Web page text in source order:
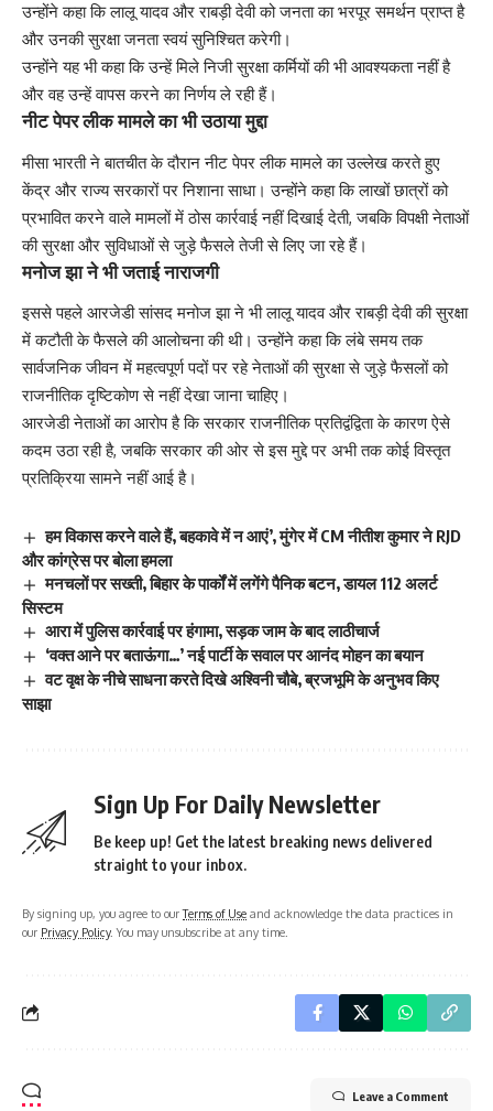
उन्होंने कहा कि लालू यादव और राबड़ी देवी को जनता का भरपूर समर्थन प्राप्त है
और उनकी सुरक्षा जनता स्वयं सुनिश्चित करेगी।
उन्होंने यह भी कहा कि उन्हें मिले निजी सुरक्षा कर्मियों की भी आवश्यकता नहीं है
और वह उन्हें वापस करने का निर्णय ले रही हैं।
नीट पेपर लीक मामले का भी उठाया मुद्दा
मीसा भारती ने बातचीत के दौरान नीट पेपर लीक मामले का उल्लेख करते हुए
केंद्र और राज्य सरकारों पर निशाना साधा। उन्होंने कहा कि लाखों छात्रों को
प्रभावित करने वाले मामलों में ठोस कार्रवाई नहीं दिखाई देती, जबकि विपक्षी नेताओं
की सुरक्षा और सुविधाओं से जुड़े फैसले तेजी से लिए जा रहे हैं।
मनोज झा ने भी जताई नाराजगी
इससे पहले आरजेडी सांसद मनोज झा ने भी लालू यादव और राबड़ी देवी की सुरक्षा
में कटौती के फैसले की आलोचना की थी। उन्होंने कहा कि लंबे समय तक
सार्वजनिक जीवन में महत्वपूर्ण पदों पर रहे नेताओं की सुरक्षा से जुड़े फैसलों को
राजनीतिक दृष्टिकोण से नहीं देखा जाना चाहिए।
आरजेडी नेताओं का आरोप है कि सरकार राजनीतिक प्रतिद्वंद्विता के कारण ऐसे
कदम उठा रही है, जबकि सरकार की ओर से इस मुद्दे पर अभी तक कोई विस्तृत
प्रतिक्रिया सामने नहीं आई है।
हम विकास करने वाले हैं, बहकावे में न आएं’, मुंगेर में CM नीतीश कुमार ने RJD
और कांग्रेस पर बोला हमला
मनचलों पर सख्ती, बिहार के पार्कों में लगेंगे पैनिक बटन, डायल 112 अलर्ट
सिस्टम
आरा में पुलिस कार्रवाई पर हंगामा, सड़क जाम के बाद लाठीचार्ज
‘वक्त आने पर बताऊंगा…’ नई पार्टी के सवाल पर आनंद मोहन का बयान
वट वृक्ष के नीचे साधना करते दिखे अश्विनी चौबे, ब्रजभूमि के अनुभव किए
साझा
Sign Up For Daily Newsletter
Be keep up! Get the latest breaking news delivered
straight to your inbox.
By signing up, you agree to ourTerms of Use and acknowledge the data practices in
our Privacy Policy. You may unsubscribe at any time.
Leave a Comment